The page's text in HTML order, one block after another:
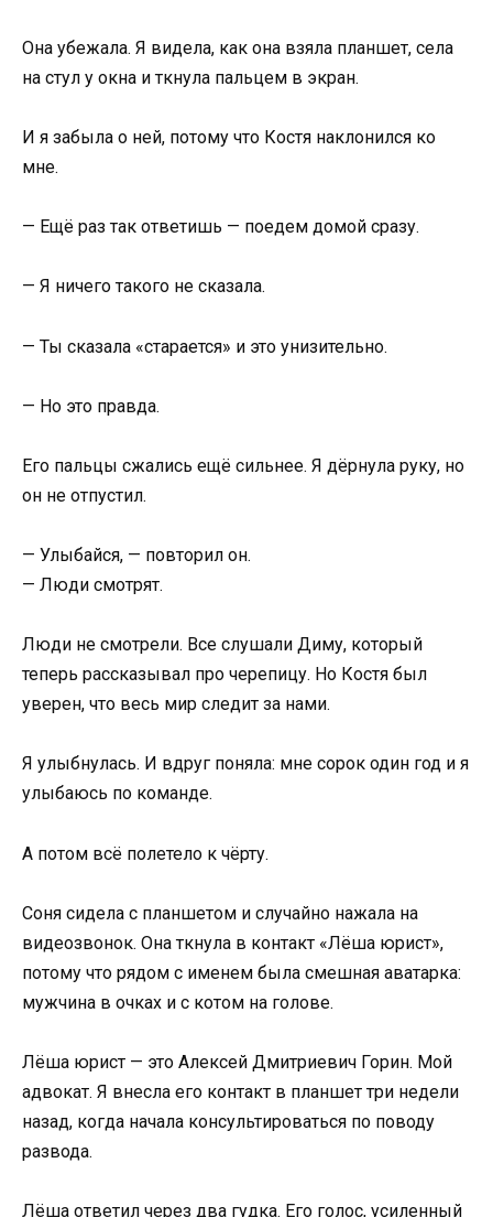
Она убежала. Я видела, как она взяла планшет, села
на стул у окна и ткнула пальцем в экран.
И я забыла о ней, потому что Костя наклонился ко
мне.
— Ещё раз так ответишь — поедем домой сразу.
— Я ничего такого не сказала.
— Ты сказала «старается» и это унизительно.
— Но это правда.
Его пальцы сжались ещё сильнее. Я дёрнула руку, но
он не отпустил.
— Улыбайся, — повторил он.
— Люди смотрят.
Люди не смотрели. Все слушали Диму, который
теперь рассказывал про черепицу. Но Костя был
уверен, что весь мир следит за нами.
Я улыбнулась. И вдруг поняла: мне сорок один год и я
улыбаюсь по команде.
А потом всё полетело к чёрту.
Соня сидела с планшетом и случайно нажала на
видеозвонок. Она ткнула в контакт «Лёша юрист»,
потому что рядом с именем была смешная аватарка:
мужчина в очках и с котом на голове.
Лёша юрист — это Алексей Дмитриевич Горин. Мой
адвокат. Я внесла его контакт в планшет три недели
назад, когда начала консультироваться по поводу
развода.
Лёша ответил через два гудка. Его голос, усиленный